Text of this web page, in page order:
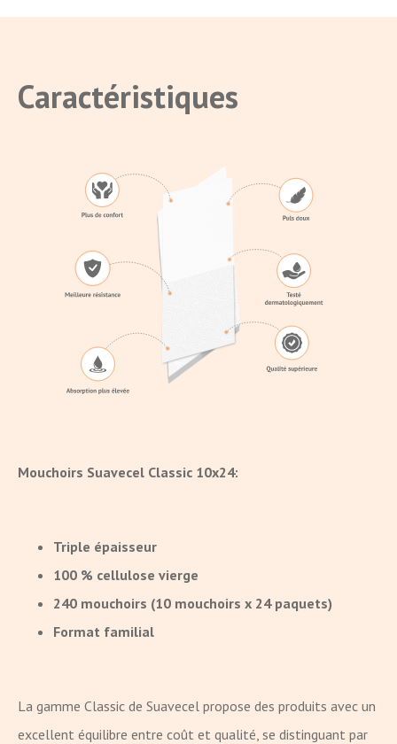
Caractéristiques
Mouchoirs Suavecel Classic 10x24:
Triple épaisseur
100 % cellulose vierge
240 mouchoirs (10 mouchoirs x 24 paquets)
Format familial
La gamme Classic de Suavecel propose des produits avec un
excellent équilibre entre coût et qualité, se distinguant par